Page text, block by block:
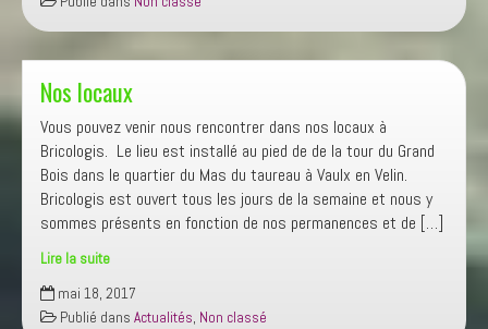
animation
Nos locaux
Vous pouvez venir nous rencontrer dans nos locaux à
Bricologis. Le lieu est installé au pied de de la tour du Grand
Bois dans le quartier du Mas du taureau à Vaulx en Velin.
Bricologis est ouvert tous les jours de la semaine et nous y
sommes présents en fonction de nos permanences et de […]
Lire la suite
Nos
locaux
mai 18, 2017
Publié dans Actualités, Non classé